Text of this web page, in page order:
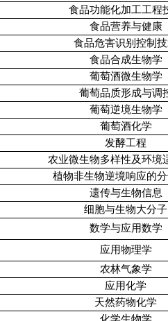
食品功能化加工工程
食品营养与健康
食品危害识别控制
食品合成生物学
葡萄酒微生物学
葡萄品质形成与调
葡萄逆境生物学
葡萄酒化学
发酵工程
农业微生物多样性及环境
植物非生物逆境响应的
遗传与生物信息
细胞与生物大分子
数学与应用数学
应用物理学
农林气象学
应用化学
天然药物化学